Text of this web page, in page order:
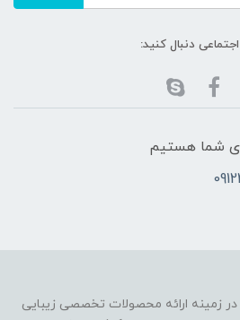
دنبال کنید:
شما هستیم
فروشگاه جوکار از سال ۱۳۸۲ در زمینه ارائه محصولات تخصصی زیبایی